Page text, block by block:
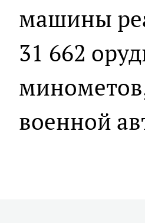
машины
31 662
военной